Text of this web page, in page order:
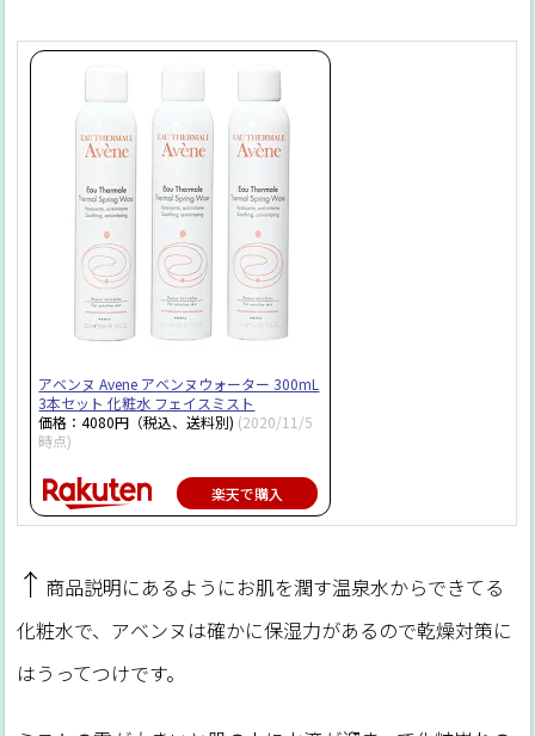
アベンヌ Avene アベンヌウォーター 300mL
3本セット 化粧水 フェイスミスト
価格：4080円（税込、送料別) (2020/11/5
時点)
楽天で購入
↑ 商品説明にあるようにお肌を潤す温泉水からできてる
化粧水で、アベンヌは確かに保湿力があるので乾燥対策に
はうってつけです。